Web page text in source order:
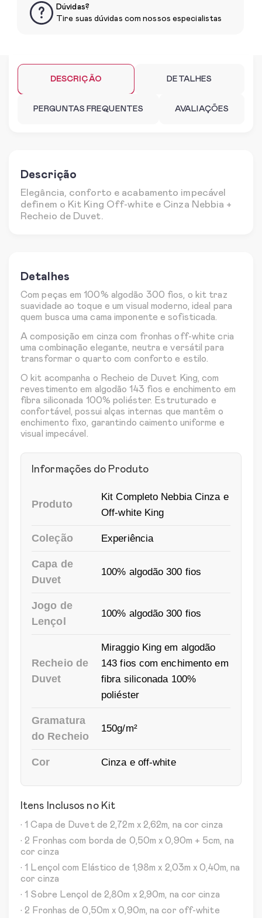
Dúvidas?
Tire suas dúvidas com nossos especialistas
DESCRIÇÃO DETALHES
PERGUNTAS FREQUENTES AVALIAÇÕES
Descrição
Elegância, conforto e acabamento impecável
definem o Kit King Off-white e Cinza Nebbia +
Recheio de Duvet.
Detalhes
Com peças em 100% algodão 300 fios, o kit traz
suavidade ao toque e um visual moderno, ideal para
quem busca uma cama imponente e sofisticada.
A composição em cinza com fronhas off-white cria
uma combinação elegante, neutra e versátil para
transformar o quarto com conforto e estilo.
O kit acompanha o Recheio de Duvet King, com
revestimento em algodão 143 fios e enchimento em
fibra siliconada 100% poliéster. Estruturado e
confortável, possui alças internas que mantêm o
enchimento fixo, garantindo caimento uniforme e
visual impecável.
Informações do Produto
Produto
Kit Completo Nebbia Cinza e
Off-white King
Coleção Experiência
Capa de
Duvet
100% algodão 300 fios
Jogo de
Lençol
100% algodão 300 fios
Recheio de
Duvet
Miraggio King em algodão
143 fios com enchimento em
fibra siliconada 100%
poliéster
Gramatura
do Recheio
150g/m²
Cor Cinza e off-white
Itens Inclusos no Kit
• 1 Capa de Duvet de 2,72m x 2,62m, na cor cinza
• 2 Fronhas com borda de 0,50m x 0,90m + 5cm, na
cor cinza
• 1 Lençol com Elástico de 1,98m x 2,03m x 0,40m, na
cor cinza
• 1 Sobre Lençol de 2,80m x 2,90m, na cor cinza
• 2 Fronhas de 0,50m x 0,90m, na cor off-white